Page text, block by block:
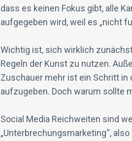
dass es keinen Fokus gibt, alle
aufgegeben wird, weil es „nicht
Wichtig ist, sich wirklich
Regeln der Kunst zu nutzen.
Zuschauer mehr ist ein Schritt in
aufzugeben. Doch warum sollte
Social Media Reichweiten sind
„Unterbrechungsmarketing“,